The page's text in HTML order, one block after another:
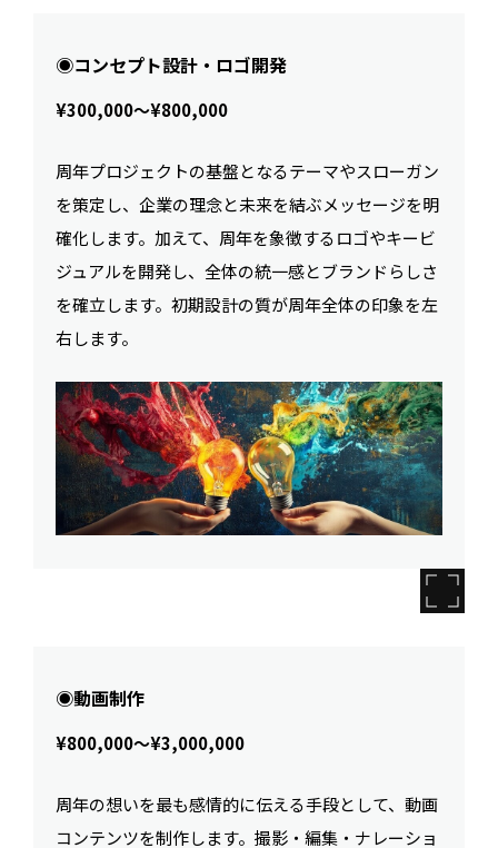
◉コンセプト設計・ロゴ開発
¥300,000〜¥800,000
周年プロジェクトの基盤となるテーマやスローガン
を策定し、企業の理念と未来を結ぶメッセージを明
確化します。加えて、周年を象徴するロゴやキービ
ジュアルを開発し、全体の統一感とブランドらしさ
を確立します。初期設計の質が周年全体の印象を左
右します。
◉動画制作
¥800,000〜¥3,000,000
周年の想いを最も感情的に伝える手段として、動画
コンテンツを制作します。撮影・編集・ナレーショ